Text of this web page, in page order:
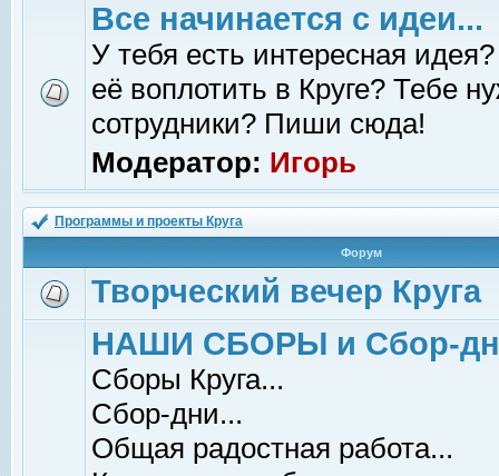
Все начинается с идеи...
У тебя есть интересная
её воплотить в Круге? Тебе
сотрудники? Пиши сюда!
Модератор: Игорь
Программы и проекты Круга
Форум
Творческий вечер Круга
НАШИ СБОРЫ и Сбор-
Сборы Круга...
Сбор-дни...
Общая радостная работа...